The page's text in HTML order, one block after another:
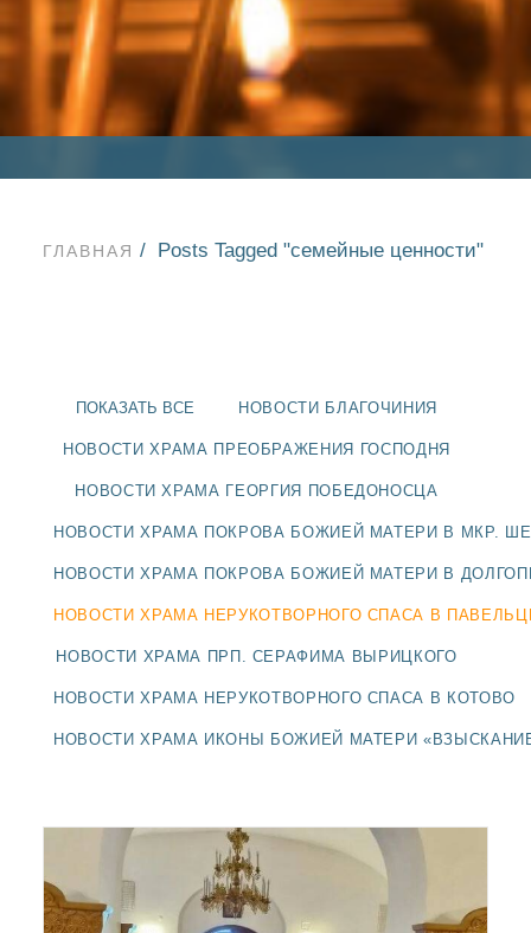
НОВОСТИ
БЛАГОЧИНИЯ
СЕРГИЕВО-ПОСАДСКОЙ
ЕПАРХИИ
ГЛАВНАЯ Posts Tagged "семейные ценности"
ПОКАЗАТЬ ВСЕ НОВОСТИ БЛАГОЧИНИЯ
НОВОСТИ ХРАМА ПРЕОБРАЖЕНИЯ ГОСПОДНЯ
НОВОСТИ ХРАМА ГЕОРГИЯ ПОБЕДОНОСЦА
НОВОСТИ ХРАМА ПОКРОВА БОЖИЕЙ МАТЕРИ В МКР.
НОВОСТИ ХРАМА ПОКРОВА БОЖИЕЙ МАТЕРИ В
НОВОСТИ ХРАМА НЕРУКОТВОРНОГО СПАСА В
НОВОСТИ ХРАМА ПРП. СЕРАФИМА ВЫРИЦКОГО
НОВОСТИ ХРАМА НЕРУКОТВОРНОГО СПАСА В КОТОВО
НОВОСТИ ХРАМА ИКОНЫ БОЖИЕЙ МАТЕРИ